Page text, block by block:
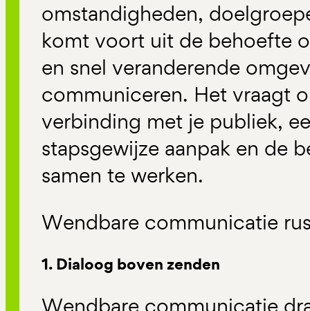
omstandigheden,
komt voort uit de behoefte
en snel veranderende
communiceren. Het vraagt
verbinding met je publiek,
stapsgewijze aanpak en de
samen te werken.
Wendbare communicatie
1. Dialoog boven zenden